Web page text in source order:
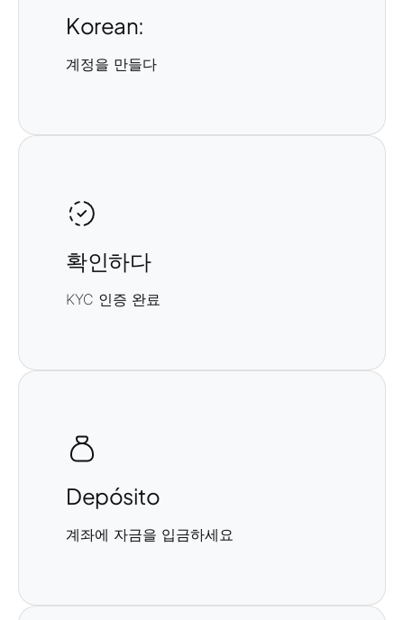
Korean:
계정을 만들다
확인하다
KYC 인증 완료
Depósito
계좌에 자금을 입금하세요